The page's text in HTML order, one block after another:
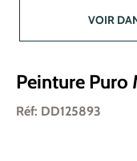
VOIR
Peinture Puro
Réf: DD125893